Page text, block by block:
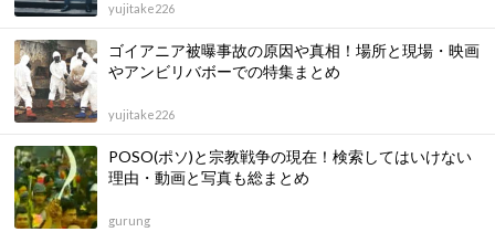
yujitake226
ゴイアニア被曝事故の原因や真相！場所と現場・映画
やアンビリバボーでの特集まとめ
yujitake226
POSO(ポソ)と宗教戦争の現在！検索してはいけない
理由・動画と写真も総まとめ
gurung